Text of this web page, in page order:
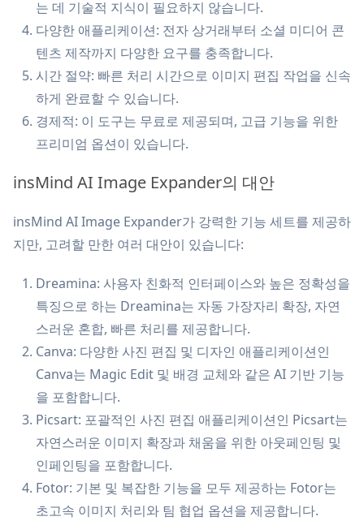
는 데 기술적 지식이 필요하지 않습니다.
다양한 애플리케이션: 전자 상거래부터 소셜 미디어 콘
텐츠 제작까지 다양한 요구를 충족합니다.
시간 절약: 빠른 처리 시간으로 이미지 편집 작업을 신속
하게 완료할 수 있습니다.
경제적: 이 도구는 무료로 제공되며, 고급 기능을 위한
프리미엄 옵션이 있습니다.
insMind AI Image Expander의 대안
insMind AI Image Expander가 강력한 기능 세트를 제공하
지만, 고려할 만한 여러 대안이 있습니다:
Dreamina: 사용자 친화적 인터페이스와 높은 정확성을
특징으로 하는 Dreamina는 자동 가장자리 확장, 자연
스러운 혼합, 빠른 처리를 제공합니다.
Canva: 다양한 사진 편집 및 디자인 애플리케이션인
Canva는 Magic Edit 및 배경 교체와 같은 AI 기반 기능
을 포함합니다.
Picsart: 포괄적인 사진 편집 애플리케이션인 Picsart는
자연스러운 이미지 확장과 채움을 위한 아웃페인팅 및
인페인팅을 포함합니다.
Fotor: 기본 및 복잡한 기능을 모두 제공하는 Fotor는
초고속 이미지 처리와 팀 협업 옵션을 제공합니다.